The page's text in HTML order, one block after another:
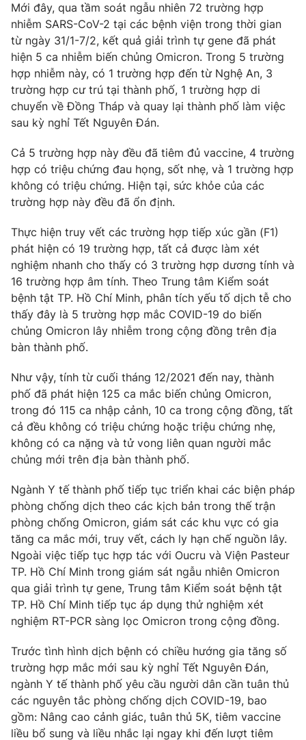
Sản phẩm
Thị trường
Tư vấn
Lịch phát sóng
Chuyên mục khác
Emagazine Podcast
Photo Infographic
Video Shorts video
VTV Money VTV Thể thao
VTV Sức khoẻ Bất động sản
Thị trường 24h Tấm lòng Việt
VTV4
VTV9 VTV8
Liên hệ tòa soạn English
THỜI BÁO VTV
Theo dõi báo trên
Cơ quan chủ quản:Đài Truyền hình Việt Nam
Cơ quan báo chí:Thời báo VTV
Giấy phép hoạt động báo in và báo điện tử số 483/GP-BTTTT
cấp ngày 29/12/2023
Tổng Biên tập:
Vũ Thanh Thủy
Phó Tổng Biên tập:
Nguyễn Thị Mỹ Hạnh, Phạm Quốc Thắng,
Nguyễn Trọng Ninh
Tổng đài VTV: 024.38 355 931 - 024.38 355 932
Mới đây, qua tầm soát ngẫu nhiên 72 trường hợp
nhiễm SARS-CoV-2 tại các bệnh viện trong thời gian
từ ngày 31/1-7/2, kết quả giải trình tự gene đã phát
hiện 5 ca nhiễm biến chủng Omicron. Trong 5 trường
hợp nhiễm này, có 1 trường hợp đến từ Nghệ An, 3
trường hợp cư trú tại thành phố, 1 trường hợp di
chuyển về Đồng Tháp và quay lại thành phố làm việc
sau kỳ nghỉ Tết Nguyên Đán.
Cả 5 trường hợp này đều đã tiêm đủ vaccine, 4 trường
hợp có triệu chứng đau họng, sốt nhẹ, và 1 trường hợp
không có triệu chứng. Hiện tại, sức khỏe của các
trường hợp này đều đã ổn định.
Thực hiện truy vết các trường hợp tiếp xúc gần (F1)
phát hiện có 19 trường hợp, tất cả được làm xét
nghiệm nhanh cho thấy có 3 trường hợp dương tính và
16 trường hợp âm tính. Theo Trung tâm Kiểm soát
bệnh tật TP. Hồ Chí Minh, phân tích yếu tố dịch tễ cho
thấy đây là 5 trường hợp mắc COVID-19 do biến
chủng Omicron lây nhiễm trong cộng đồng trên địa
bàn thành phố.
Như vậy, tính từ cuối tháng 12/2021 đến nay, thành
phố đã phát hiện 125 ca mắc biến chủng Omicron,
trong đó 115 ca nhập cảnh, 10 ca trong cộng đồng, tất
cả đều không có triệu chứng hoặc triệu chứng nhẹ,
không có ca nặng và tử vong liên quan người mắc
chủng mới trên địa bàn thành phố.
Ngành Y tế thành phố tiếp tục triển khai các biện pháp
phòng chống dịch theo các kịch bản trong thế trận
phòng chống Omicron, giám sát các khu vực có gia
tăng ca mắc mới, truy vết, cách ly hạn chế nguồn lây.
Ngoài việc tiếp tục hợp tác với Oucru và Viện Pasteur
TP. Hồ Chí Minh trong giám sát ngẫu nhiên Omicron
qua giải trình tự gene, Trung tâm Kiểm soát bệnh tật
TP. Hồ Chí Minh tiếp tục áp dụng thử nghiệm xét
nghiệm RT-PCR sàng lọc Omicron trong cộng đồng.
Trước tình hình dịch bệnh có chiều hướng gia tăng số
trường hợp mắc mới sau kỳ nghỉ Tết Nguyên Đán,
ngành Y tế thành phố yêu cầu người dân cần tuân thủ
các nguyên tắc phòng chống dịch COVID-19, bao
gồm: Nâng cao cảnh giác, tuân thủ 5K, tiêm vaccine
liều bổ sung và liều nhắc lại ngay khi đến lượt tiêm